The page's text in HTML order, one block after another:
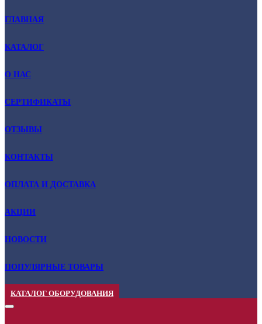
ГЛАВНАЯ
КАТАЛОГ
О НАС
СЕРТИФИКАТЫ
ОТЗЫВЫ
КОНТАКТЫ
ОПЛАТА И ДОСТАВКА
АКЦИИ
НОВОСТИ
ПОПУЛЯРНЫЕ ТОВАРЫ
КАТАЛОГ ОБОРУДОВАНИЯ